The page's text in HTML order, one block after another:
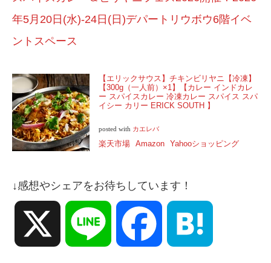
年5月20日(水)-24日(日)デパートリウボウ6階イベ
ントスペース
【エリックサウス】チキンビリヤニ【冷凍】
【300g（一人前）×1】【カレー インドカレ
ー スパイスカレー 冷凍カレー スパイス スパ
イシー カリー ERICK SOUTH 】
posted with カエレバ
楽天市場 Amazon Yahooショッピング
↓感想やシェアをお待ちしています！
Line Facebook